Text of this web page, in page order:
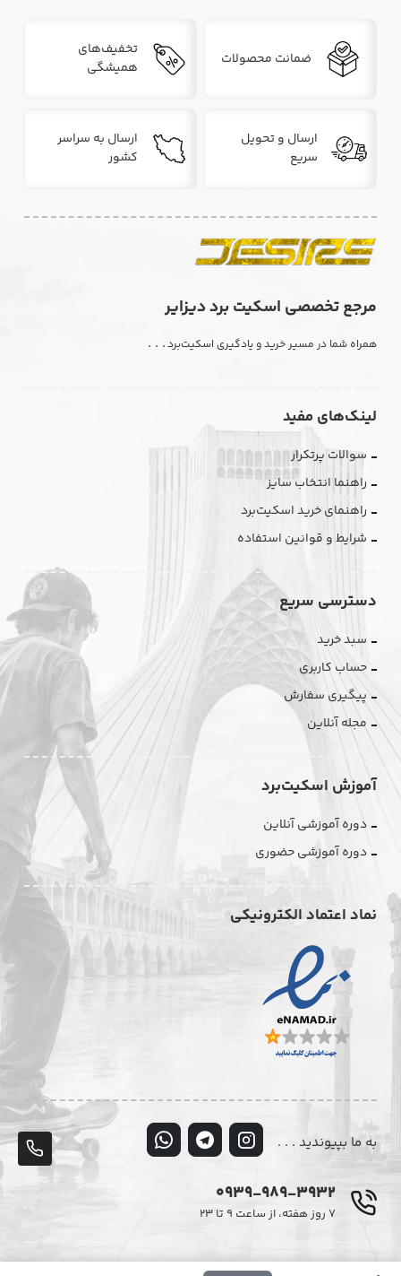
ضمانت محصولات
تخفیف‌های
همیشگی
ارسال و تحویل
سریع
ارسال به سراسر
کشور
مرجع تخصصی اسکیت برد دیزایر
همراه شما در مسیر خرید و یادگیری اسکیت‌برد. . .
لینک‌های مفید
سوالات پرتکرار
راهنما انتخاب سایز
راهنمای خرید اسکیت‌برد
شرایط و قوانین استفاده
دسترسی سریع
سبد خرید
حساب کاربری
پیگیری سفارش
مجله آنلاین
آموزش اسکیت‌برد
دوره آموزشی آنلاین
دوره آموزشی حضوری
نماد اعتماد الکترونیکی
به ما بپیوندید . . .
0939-989-3932
۷ روز هفته، از ساعت ۹ تا ۲۳
© تمامی حقوق این وبسایت متعلق به فروشگاه اینترنتی دیزایر می‌باشد.